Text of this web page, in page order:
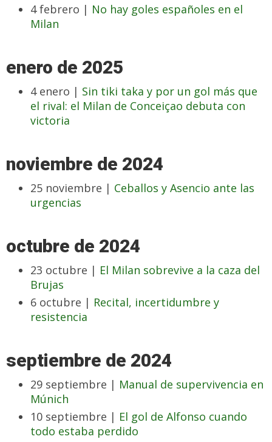
4 febrero | No hay goles españoles en el
Milan
enero de 2025
4 enero | Sin tiki taka y por un gol más que
el rival: el Milan de Conceiçao debuta con
victoria
noviembre de 2024
25 noviembre | Ceballos y Asencio ante las
urgencias
octubre de 2024
23 octubre | El Milan sobrevive a la caza del
Brujas
6 octubre | Recital, incertidumbre y
resistencia
septiembre de 2024
29 septiembre | Manual de supervivencia en
Múnich
10 septiembre | El gol de Alfonso cuando
todo estaba perdido